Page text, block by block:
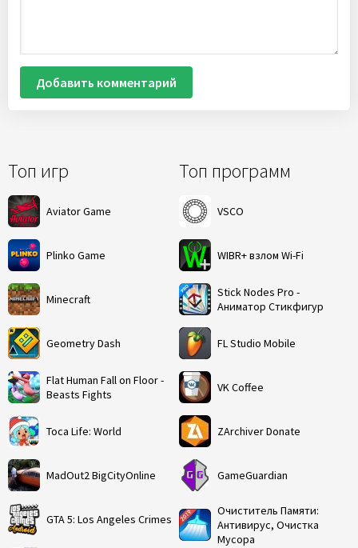
Топ игр
Aviator Game
Plinko Game
Minecraft
Geometry Dash
Flat Human Fall on Floor -
Beasts Fights
Toca Life: World
MadOut2 BigCityOnline
GTA 5: Los Angeles Crimes
Топ программ
VSCO
WIBR+ взлом Wi-Fi
Stick Nodes Pro -
Аниматор Стикфигур
FL Studio Mobile
VK Coffee
ZArchiver Donate
GameGuardian
Очиститель Памяти:
Антивирус, Очистка
Мусора
Добавить комментарий